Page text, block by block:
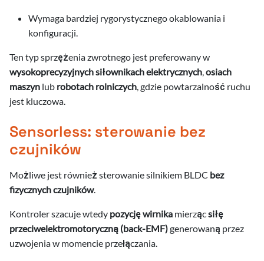
Wymaga bardziej rygorystycznego okablowania i
konfiguracji.
Ten typ sprzężenia zwrotnego jest preferowany w
wysokoprecyzyjnych siłownikach elektrycznych,osiach
maszyn lub robotach rolniczych, gdzie powtarzalność ruchu
jest kluczowa.
Sensorless: sterowanie bez
czujników
Możliwe jest również sterowanie silnikiem BLDC bez
fizycznych czujników.
Kontroler szacuje wtedy pozycję wirnika mierzącsiłę
przeciwelektromotoryczną (back-EMF)generowaną przez
uzwojenia w momencie przełączania.